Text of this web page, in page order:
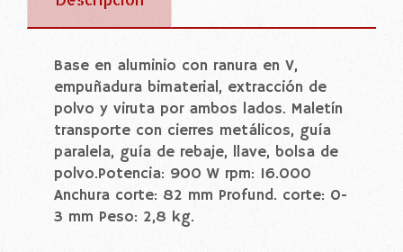
Base en aluminio con ranura en V,
empuñadura bimaterial, extracción de
polvo y viruta por ambos lados. Maletín
transporte con cierres metálicos, guía
paralela, guía de rebaje, llave, bolsa de
polvo.Potencia: 900 W rpm: 16.000
Anchura corte: 82 mm Profund. corte: 0-
3 mm Peso: 2,8 kg.